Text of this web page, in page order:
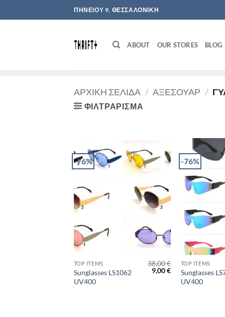
στο
ΠΗΝΕΙΟΥ 9, ΘΕΣΣΑΛΟΝΙΚΗ
ABOUT OUR STORES BLOG
ΑΡΧΙΚΉ ΣΕΛΊΔΑ / ΑΞΕΣΟΥΆΡ /
ΦΙΛΤΡΆΡΙΣΜΑ
-76%
TOP ITEMS
Sunglasses LS1062
UV400
38,00€
Original
price
9,00€Η
τρέχουσα
τιμή
-76%
+
TOP ITEMS
Sunglasses
UV400